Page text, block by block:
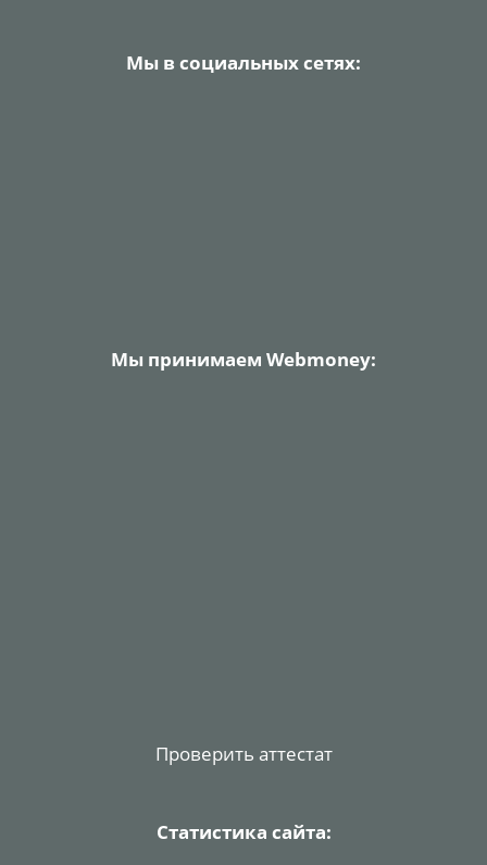
Мы в социальных сетях:
Мы принимаем Webmoney:
Проверить аттестат
Статистика сайта: